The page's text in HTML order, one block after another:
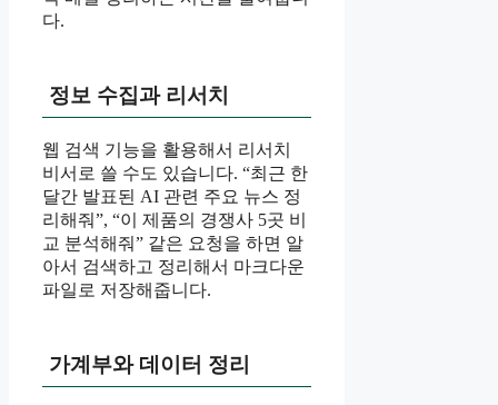
다.
정보 수집과 리서치
웹 검색 기능을 활용해서 리서치
비서로 쓸 수도 있습니다. “최근 한
달간 발표된 AI 관련 주요 뉴스 정
리해줘”, “이 제품의 경쟁사 5곳 비
교 분석해줘” 같은 요청을 하면 알
아서 검색하고 정리해서 마크다운
파일로 저장해줍니다.
가계부와 데이터 정리